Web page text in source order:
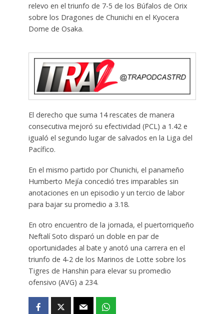
relevo en el triunfo de 7-5 de los Búfalos de Orix
sobre los Dragones de Chunichi en el Kyocera
Dome de Osaka.
El derecho que suma 14 rescates de manera
consecutiva mejoró su efectividad (PCL) a 1.42 e
igualó el segundo lugar de salvados en la Liga del
Pacífico.
En el mismo partido por Chunichi, el panameño
Humberto Mejía concedió tres imparables sin
anotaciones en un episodio y un tercio de labor
para bajar su promedio a 3.18.
En otro encuentro de la jornada, el puertorriqueño
Neftalí Soto disparó un doble en par de
oportunidades al bate y anotó una carrera en el
triunfo de 4-2 de los Marinos de Lotte sobre los
Tigres de Hanshin para elevar su promedio
ofensivo (AVG) a 234.